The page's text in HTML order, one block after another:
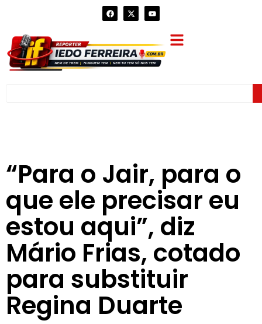
“Para o Jair, para o
que ele precisar eu
estou aqui”, diz
Mário Frias, cotado
para substituir
Regina Duarte